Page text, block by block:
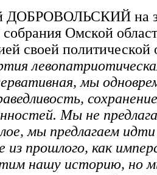
ДОБРОВОЛЬСКИЙ на
собрания Омской
своей политической
мы
Мы не
мы предлагаем идти
из прошлого, как
нашу историю, но